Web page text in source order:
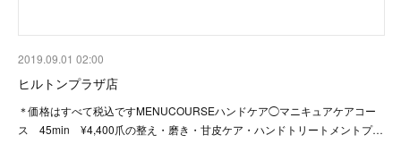
2019.09.01 02:00
ヒルトンプラザ店
＊価格はすべて税込ですMENUCOURSEハンドケア◯マニキュアケアコー
ス 45min ¥4,400爪の整え・磨き・甘皮ケア・ハンドトリートメントプ…